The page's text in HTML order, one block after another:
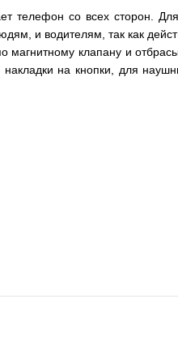
со всех сторон.
и водителям, так как
клапану и
на кнопки, для